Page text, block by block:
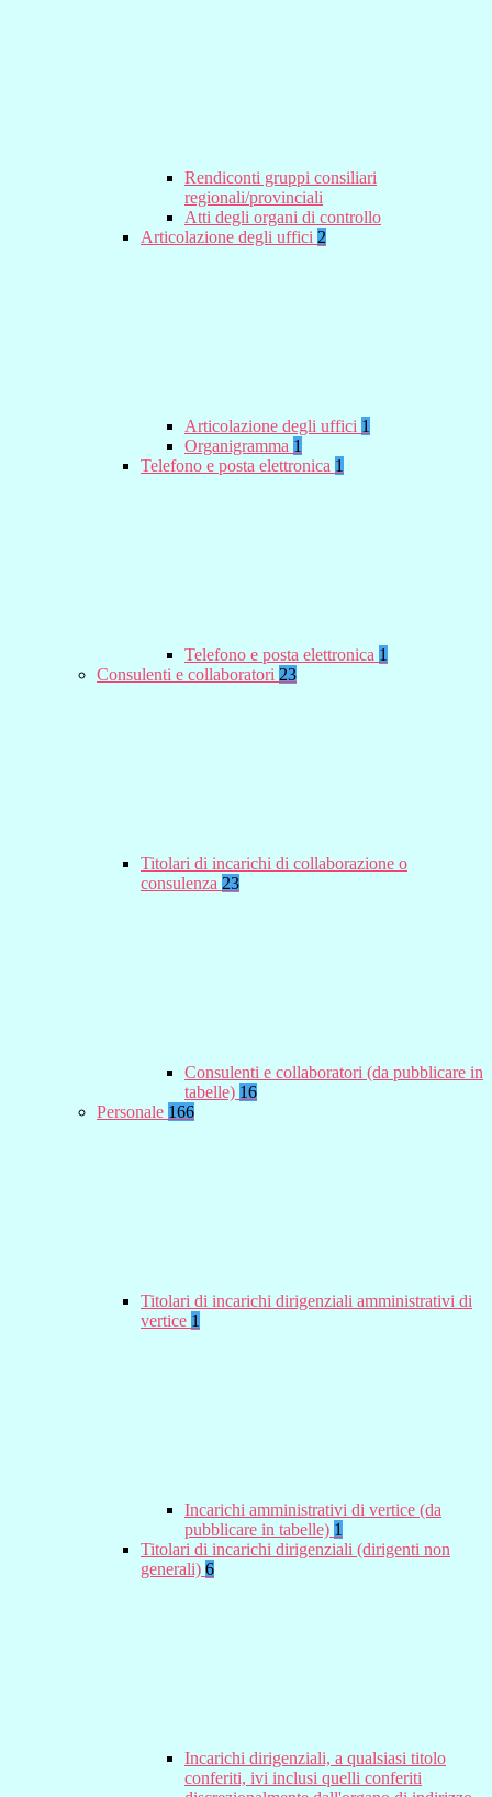
Rendiconti gruppi consiliari
regionali/provinciali
Atti degli organi di controllo
Articolazione degli uffici 2
Articolazione degli uffici 1
Organigramma 1
Telefono e posta elettronica 1
Telefono e posta elettronica 1
Consulenti e collaboratori 23
Titolari di incarichi di collaborazione o
consulenza 23
Consulenti e collaboratori (da pubblicare in
tabelle) 16
Personale 166
Titolari di incarichi dirigenziali amministrativi di
vertice 1
Incarichi amministrativi di vertice (da
pubblicare in tabelle) 1
Titolari di incarichi dirigenziali (dirigenti non
generali) 6
Incarichi dirigenziali, a qualsiasi titolo
conferiti, ivi inclusi quelli conferiti